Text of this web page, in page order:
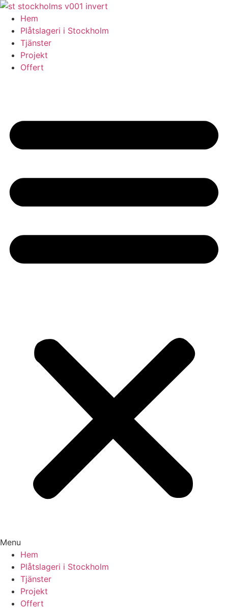
Skip
content
Hem
Plåtslageri i Stockholm
Tjänster
Projekt
Offert
Menu
Hem
Plåtslageri i Stockholm
Tjänster
Projekt
Offert